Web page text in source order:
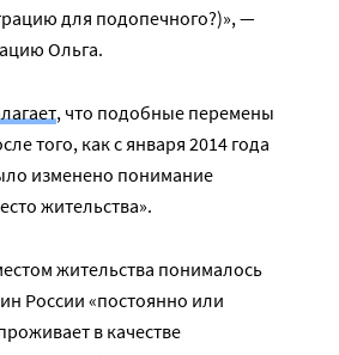
для подопечного?)», —
Ольга.
, что подобные перемены
того, как с января 2014 года
изменено понимание
жительства».
жительства понималось
России «постоянно или
в качестве